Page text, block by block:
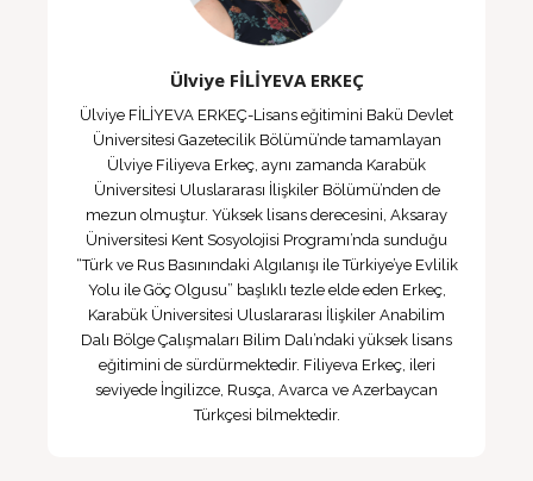
Ülviye FİLİYEVA ERKEÇ
Ülviye FİLİYEVA ERKEÇ-Lisans eğitimini Bakü Devlet
Üniversitesi Gazetecilik Bölümü’nde tamamlayan
Ülviye Filiyeva Erkeç, aynı zamanda Karabük
Üniversitesi Uluslararası İlişkiler Bölümü’nden de
mezun olmuştur. Yüksek lisans derecesini, Aksaray
Üniversitesi Kent Sosyolojisi Programı’nda sunduğu
“Türk ve Rus Basınındaki Algılanışı ile Türkiye’ye Evlilik
Yolu ile Göç Olgusu” başlıklı tezle elde eden Erkeç,
Karabük Üniversitesi Uluslararası İlişkiler Anabilim
Dalı Bölge Çalışmaları Bilim Dalı’ndaki yüksek lisans
eğitimini de sürdürmektedir. Filiyeva Erkeç, ileri
seviyede İngilizce, Rusça, Avarca ve Azerbaycan
Türkçesi bilmektedir.